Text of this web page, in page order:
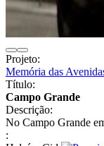
Projeto:
Memória das
Título:
Campo Grande
Descrição:
No Campo Grande
: